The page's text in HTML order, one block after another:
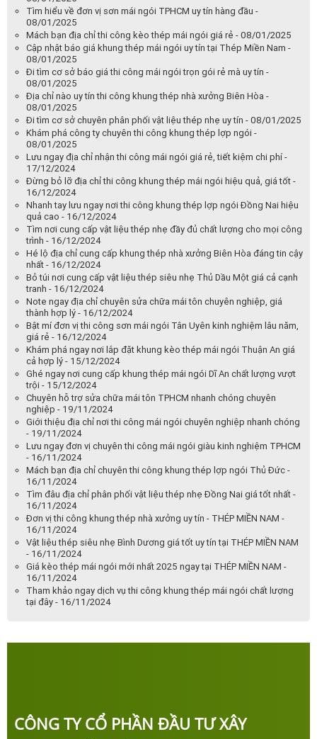
Tìm hiểu về đơn vị sơn mái ngói TPHCM uy tín hàng đầu -
08/01/2025
Mách bạn địa chỉ thi công kèo thép mái ngói giá rẻ - 08/01/2025
Cập nhật báo giá khung thép mái ngói uy tín tại Thép Miền Nam -
08/01/2025
Đi tìm cơ sở báo giá thi công mái ngói trọn gói rẻ mà uy tín -
08/01/2025
Địa chỉ nào uy tín thi công khung thép nhà xưởng Biên Hòa -
08/01/2025
Đi tìm cơ sở chuyên phân phối vật liệu thép nhẹ uy tín - 08/01/2025
Khám phá công ty chuyên thi công khung thép lợp ngói -
08/01/2025
Lưu ngay địa chỉ nhận thi công mái ngói giá rẻ, tiết kiệm chi phí -
17/12/2024
Đừng bỏ lỡ địa chỉ thi công khung thép mái ngói hiệu quả, giá tốt -
16/12/2024
Nhanh tay lưu ngay nơi thi công khung thép lợp ngói Đồng Nai hiệu
quả cao - 16/12/2024
Tìm nơi cung cấp vật liệu thép nhẹ đầy đủ chất lượng cho mọi công
trình - 16/12/2024
Hé lộ địa chỉ cung cấp khung thép nhà xưởng Biên Hòa đáng tin cậy
nhất - 16/12/2024
Bỏ túi nơi cung cấp vật liệu thép siêu nhẹ Thủ Dầu Một giá cả cạnh
tranh - 16/12/2024
Note ngay địa chỉ chuyên sửa chữa mái tôn chuyên nghiệp, giá
thành hợp lý - 16/12/2024
Bật mí đơn vị thi công sơn mái ngói Tân Uyên kinh nghiệm lâu năm,
giá rẻ - 16/12/2024
Khám phá ngay nơi lắp đặt khung kèo thép mái ngói Thuận An giá
cả hợp lý - 15/12/2024
Ghé ngay nơi cung cấp khung thép mái ngói Dĩ An chất lượng vượt
trội - 15/12/2024
Chuyên hỗ trợ sửa chữa mái tôn TPHCM nhanh chóng chuyên
nghiệp - 19/11/2024
Giới thiệu địa chỉ nơi thi công mái ngói chuyên nghiệp nhanh chóng
- 19/11/2024
Lưu ngay đơn vị chuyên thi công mái ngói giàu kinh nghiệm TPHCM
- 16/11/2024
Mách bạn địa chỉ chuyên thi công khung thép lợp ngói Thủ Đức -
16/11/2024
Tìm đâu địa chỉ phân phối vật liệu thép nhẹ Đồng Nai giá tốt nhất -
16/11/2024
Đơn vị thi công khung thép nhà xưởng uy tín - THÉP MIỀN NAM -
16/11/2024
Vật liệu thép siêu nhẹ Bình Dương giá tốt uy tín tại THÉP MIỀN NAM
- 16/11/2024
Giá kèo thép mái ngói mới nhất 2025 ngay tại THÉP MIỀN NAM -
16/11/2024
Tham khảo ngay dịch vụ thi công khung thép mái ngói chất lượng
tại đây - 16/11/2024
CÔNG TY CỔ PHẦN ĐẦU TƯ XÂY